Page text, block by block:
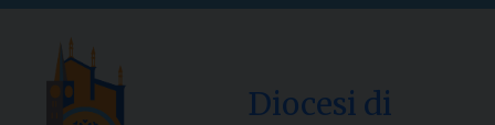
Diocesi di